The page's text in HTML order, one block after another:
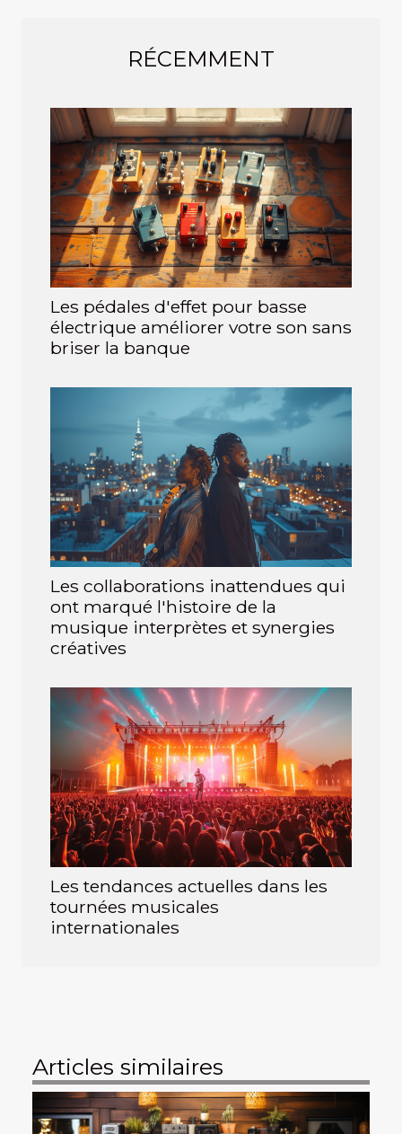
RÉCEMMENT
Les pédales d'effet pour basse
électrique améliorer votre son sans
briser la banque
Les collaborations inattendues qui
ont marqué l'histoire de la
musique interprètes et synergies
créatives
Les tendances actuelles dans les
tournées musicales
internationales
Articles similaires